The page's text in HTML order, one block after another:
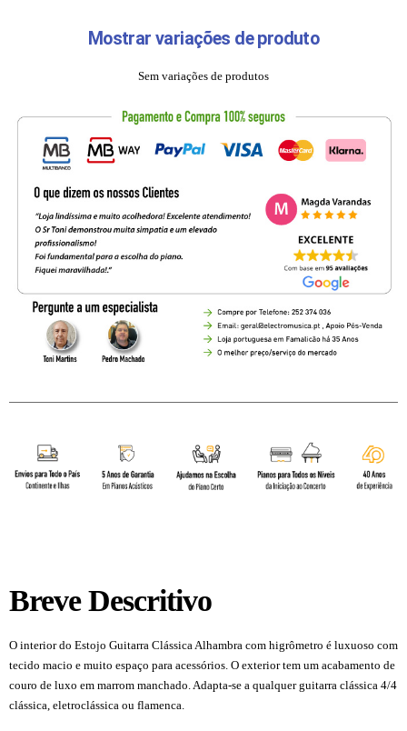
Mostrar variações de produto
Sem variações de produtos
Breve Descritivo
O interior do Estojo Guitarra Clássica Alhambra com higrômetro é luxuoso com
tecido macio e muito espaço para acessórios. O exterior tem um acabamento de
couro de luxo em marrom manchado. Adapta-se a qualquer guitarra clássica 4/4
clássica, eletroclássica ou flamenca.